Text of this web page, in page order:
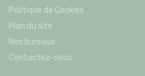
Politique de Cookies
Plan du site
Nos bureaux
Contactez-nous